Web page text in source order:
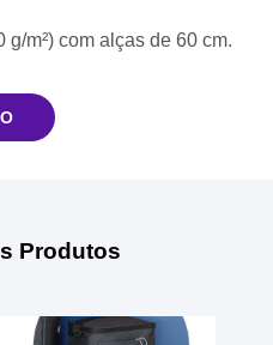
m²) com alças de 60 cm.
Produtos